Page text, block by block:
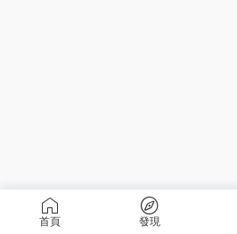
首頁 發現